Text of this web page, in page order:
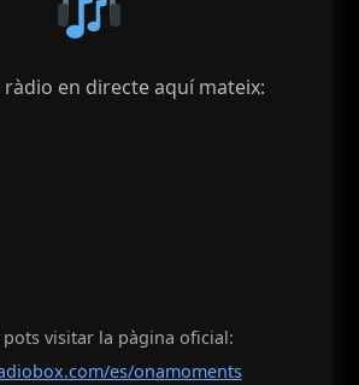
ràdio en directe aquí mateix:
pots visitar la pàgina oficial:
es/onamoments